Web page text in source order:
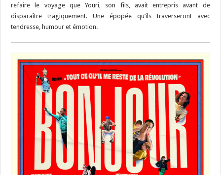
refaire le voyage que Youri, son fils, avait entrepris avant de
disparaître tragiquement. Une épopée qu’ils traverseront avec
tendresse, humour et émotion.